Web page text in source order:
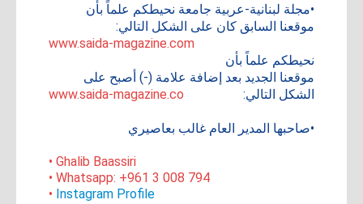
•مجلة لبنانية-عربية جامعة نحيطكم علماً بأن
موقعنا السابق كان على الشكل التالي:
www.saida-magazine.com
نحيطكم علماً بأن
موقعنا الجديد بعد إضافة علامة (-) أصبح على
الشكل التالي:
www.saida-magazine.co
•صاحبها المدير العام غالب بعاصيري
• Ghalib Baassiri
• Whatsapp: +961 3 008 794
• Instagram Profile